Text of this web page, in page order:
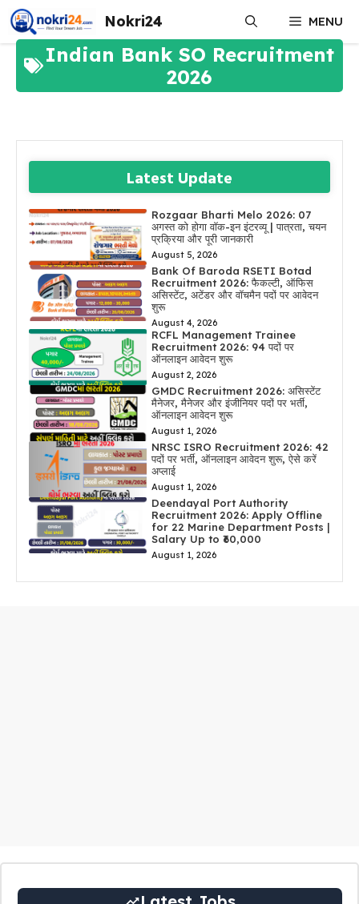
Skip
to
content
Nokri24 MENU
Indian Bank SO Recruitment
2026
Latest Update
Rozgaar Bharti Melo 2026: 07
अगस्त को होगा वॉक-इन इंटरव्यू | पात्रता, चयन
प्रक्रिया और पूरी जानकारी
August 5, 2026
Bank Of Baroda RSETI Botad
Recruitment 2026: फैकल्टी, ऑफिस
असिस्टेंट, अटेंडर और वॉचमैन पदों पर आवेदन
शुरू
August 4, 2026
RCFL Management Trainee
Recruitment 2026: 94 पदों पर
ऑनलाइन आवेदन शुरू
August 2, 2026
GMDC Recruitment 2026: असिस्टेंट
मैनेजर, मैनेजर और इंजीनियर पदों पर भर्ती,
ऑनलाइन आवेदन शुरू
August 1, 2026
NRSC ISRO Recruitment 2026: 42
पदों पर भर्ती, ऑनलाइन आवेदन शुरू, ऐसे करें
अप्लाई
August 1, 2026
Deendayal Port Authority
Recruitment 2026: Apply Offline
for 22 Marine Department Posts |
Salary Up to ₹60,000
August 1, 2026